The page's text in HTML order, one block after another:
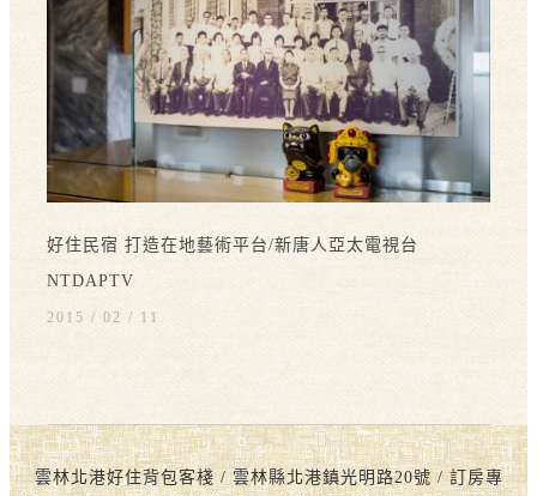
好住民宿 打造在地藝術平台/新唐人亞太電視台
NTDAPTV
2015 / 02 11
雲林北港好住背包客棧 / 雲林縣北港鎮光明路20號 / 訂房專